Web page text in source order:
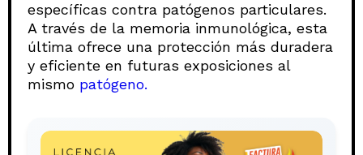
específicas contra patógenos particulares.
A través de la memoria inmunológica, esta
última ofrece una protección más duradera
y eficiente en futuras exposiciones al
mismo patógeno.